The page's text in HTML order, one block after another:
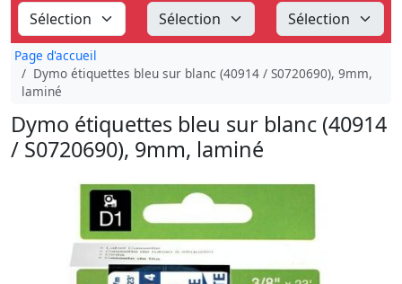
Page d'accueil
Dymo étiquettes bleu sur blanc (40914 / S0720690), 9mm,
laminé
Dymo étiquettes bleu sur blanc (40914
/ S0720690), 9mm, laminé